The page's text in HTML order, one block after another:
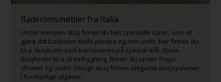
Baderomsmøbler fra Italia
Under menyen dusj finner du helt spesielle varer, som vil
gjøre ditt baderom enda penere og mer unikt. Her finner du
bl.a. dusjbunn som kan leveres på spesial mål. Store
dusjhoder bl.a. til innbygning, finner du under Tropic
shower og under Design dusj finnes elegante dusjsystemer
i forskjellige utgaver.